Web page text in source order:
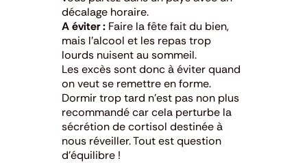
décalage horaire.
A éviter : Faire la fête fait du bien,
mais l’alcool et les repas trop
lourds nuisent au sommeil.
Les excès sont donc à éviter quand
on veut se remettre en forme.
Dormir trop tard n’est pas non plus
recommandé car cela perturbe la
sécrétion de cortisol destinée à
nous réveiller. Tout est question
d’équilibre !